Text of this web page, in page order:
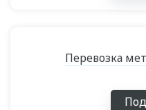
Перевозка